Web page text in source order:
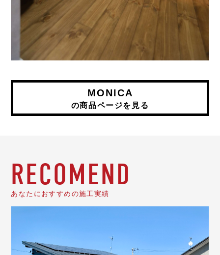
MONICA
の商品ページを見る
RECOMEND
あなたにおすすめの施工実績